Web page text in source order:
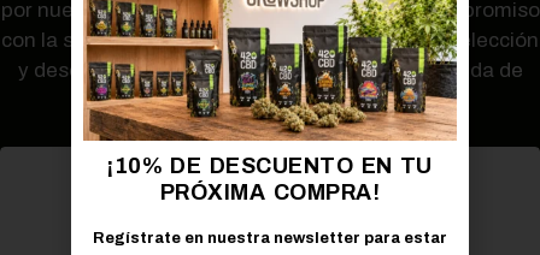
por nuestro conocimiento experto y nuestro compromiso
con la satisfacción del cliente. Explore nuestra selección
y descubra cómo el CBD puede enriquecer su vida de
manera natural y saludable.
¡10% DE DESCUENTO EN TU
PRÓXIMA COMPRA!
Regístrate en nuestra newsletter para estar